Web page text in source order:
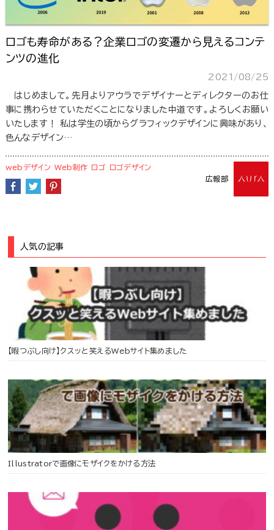
ロゴも寿命がある？企業ロゴの変遷から見えるコンテ
ンツの進化
2021/08/25
はじめまして。先月よりアウラでデザイナーとディレクターのお仕
事に携わらせていただくことになりました中道です。よろしくお願い
いたします！ 私は学生の頃からグラフィックデザインに興味があり、
色んなデザイン…
広報部
webデザイン Web制作 ロゴ ロゴデザイン
人気の記事
【暇つぶし向け】クスッと笑えるWebサイト集めました
Illustratorで画像にモザイクをかける方法